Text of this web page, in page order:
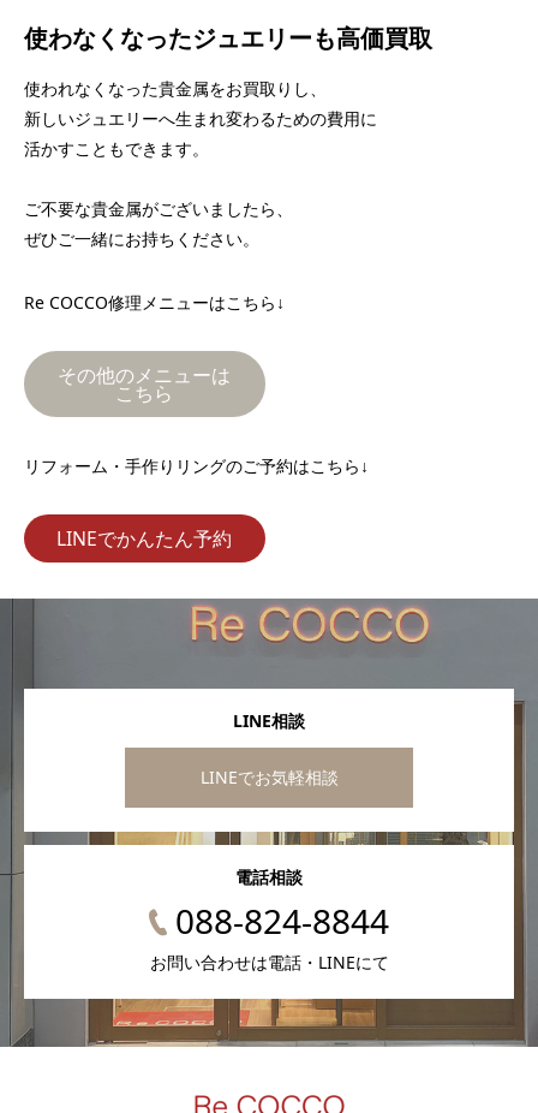
使わなくなったジュエリーも高価買取
使われなくなった貴金属をお買取りし、
新しいジュエリーへ生まれ変わるための費用に
活かすこともできます。
ご不要な貴金属がございましたら、
ぜひご一緒にお持ちください。
Re COCCO修理メニューはこちら↓
その他のメニューは
こちら
リフォーム・手作りリングのご予約はこちら↓
LINEでかんたん予約
LINE相談
LINEでお気軽相談
電話相談
088-824-8844
お問い合わせは電話・LINEにて